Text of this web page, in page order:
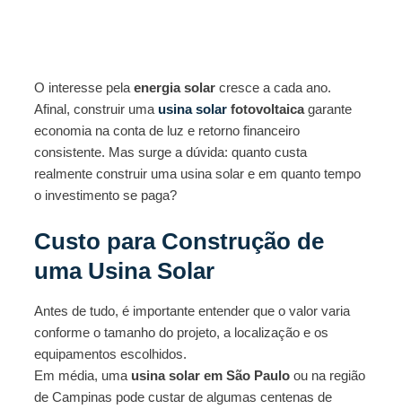
O interesse pela energia solar cresce a cada ano.
Afinal, construir uma usina solar fotovoltaicagarante
economia na conta de luz e retorno financeiro
consistente. Mas surge a dúvida: quanto custa
realmente construir uma usina solar e em quanto tempo
o investimento se paga?
Custo para Construção de
uma Usina Solar
Antes de tudo, é importante entender que o valor varia
conforme o tamanho do projeto, a localização e os
equipamentos escolhidos.
Em média, uma usina solar em São Paulo ou na região
de Campinas pode custar de algumas centenas de